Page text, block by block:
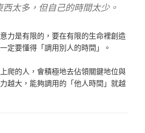
太多，但自己的時間太少。
力是有限的，要在有限的生命裡創造
定要懂得「調用別人的時間」。
爬的人，會積極地去佔領關鍵地位與
越大，能夠調用的「他人時間」就越